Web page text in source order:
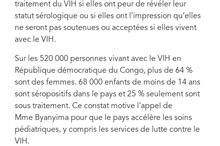
traitement du VIH si elles ont peur de révéler leur
statut sérologique ou si elles ont l’impression qu’elles
ne seront pas soutenues ou acceptées si elles vivent
avec le VIH.
Sur les 520 000 personnes vivant avec le VIH en
République démocratique du Congo, plus de 64 %
sont des femmes. 68 000 enfants de moins de 14 ans
sont séropositifs dans le pays et 25 % seulement sont
sous traitement. Ce constat motive l’appel de
Mme Byanyima pour que le pays accélère les soins
pédiatriques, y compris les services de lutte contre le
VIH.